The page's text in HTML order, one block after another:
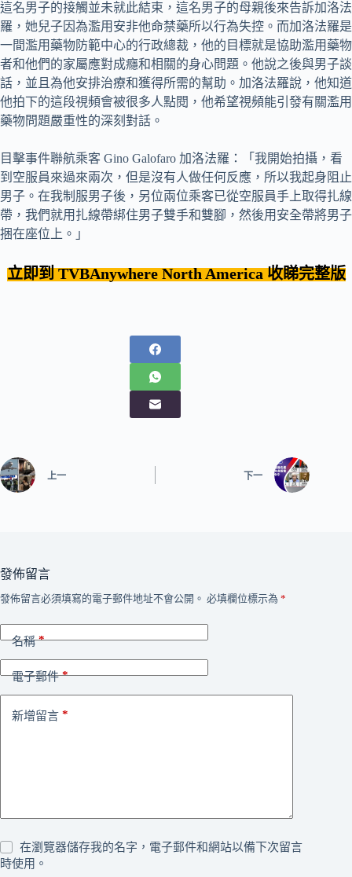
這名男子的接觸並未就此結束，這名男子的母親後來告訴加洛法
羅，她兒子因為濫用安非他命禁藥所以行為失控。而加洛法羅是
一間濫用藥物防範中心的行政總裁，他的目標就是協助濫用藥物
者和他們的家屬應對成癮和相關的身心問題。他說之後與男子談
話，並且為他安排治療和獲得所需的幫助。加洛法羅說，他知道
他拍下的這段視頻會被很多人點閱，他希望視頻能引發有關濫用
藥物問題嚴重性的深刻對話。
目擊事件聯航乘客 Gino Galofaro 加洛法羅：「我開始拍攝，看
到空服員來過來兩次，但是沒有人做任何反應，所以我起身阻止
男子。在我制服男子後，另位兩位乘客已從空服員手上取得扎線
帶，我們就用扎線帶綁住男子雙手和雙腳，然後用安全帶將男子
捆在座位上。」
立即到 TVBAnywhereNorth America 收睇完整版
上一 下一
發佈留言
發佈留言必須填寫的電子郵件地址不會公開。 必填欄位標示為 *
名稱*
電子郵件*
新增留言 *
在瀏覽器儲存我的名字，電子郵件和網站以備下次留言
時使用。